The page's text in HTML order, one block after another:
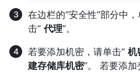
在边栏的“安全性”部分中，
击“ 代理”。
若要添加机密，请单击“ 机
建存储库机密”。 若要添